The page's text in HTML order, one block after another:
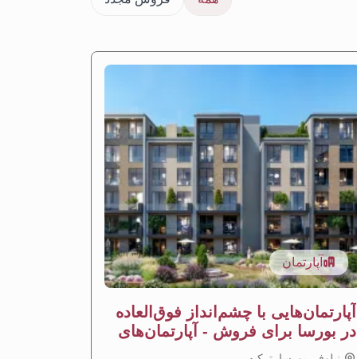
آپارتمان
آپارتمان‌هایی با چشم‌انداز فوق‌العاده
در بورسا برای فروش - آپارتمان‌های
ساوا